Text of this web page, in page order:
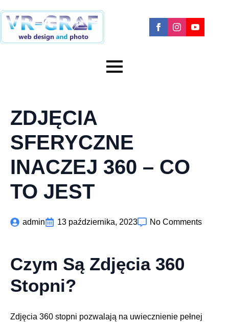
ZDJĘCIA
SFERYCZNE
INACZEJ 360 – CO
TO JEST
admin 13 października, 2023 No Comments
Czym Są Zdjęcia 360
Stopni?
Zdjęcia 360 stopni pozwalają na uwiecznienie pełnej